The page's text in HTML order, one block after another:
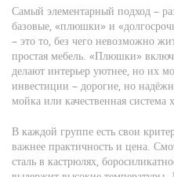
Самый элементарный подход –
базовые, «плюшки» и
– это то, без чего невозможно
простая мебель. «Плюшки»
делают интерьер уютнее, но их
инвестиции – дорогие, но
мойка или качественная
В каждой группе есть свои
важнее практичность и цена.
сталь в кастрюлях,